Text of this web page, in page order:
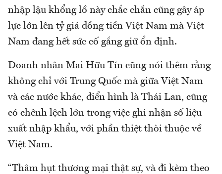
nhập lậu khổng lồ này chắc chắn cũng gây áp
lực lớn lên tỷ giá đồng tiền Việt Nam mà Việt
Nam đang hết sức cố gắng giữ ổn định.
Doanh nhân Mai Hữu Tín cũng nói thêm rằng
không chỉ với Trung Quốc mà giữa Việt Nam
và các nước khác, điển hình là Thái Lan, cũng
có chênh lệch lớn trong việc ghi nhận số liệu
xuất nhập khẩu, với phần thiệt thòi thuộc về
Việt Nam.
“Thâm hụt thương mại thật sự, và đi kèm theo